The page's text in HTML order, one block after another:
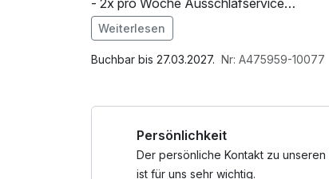
- fam Babylächeln Paket mit zahlreichen
Kleinkindbetreuung während der -
Gemüse und Grießbreie in BIO-Qualität,
Sport & Erholung:
- freie Benützung von Hallenbad,
- Gästekarte mit zahlreichen
Im Angebot enthalten
Parkplatz, W-LAN Nutzung /
Weiterlesen
Buchbar bis 27.03.2027. Nr: A475959-10077
Persönlichkeit
Der persönliche Kontakt zu unseren
ist für uns sehr wichtig.